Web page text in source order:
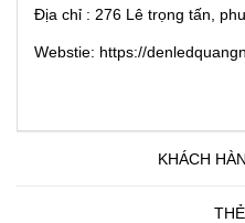
Địa chỉ : 276 Lê trọng tấn,
Webstie: https://
KHÁCH